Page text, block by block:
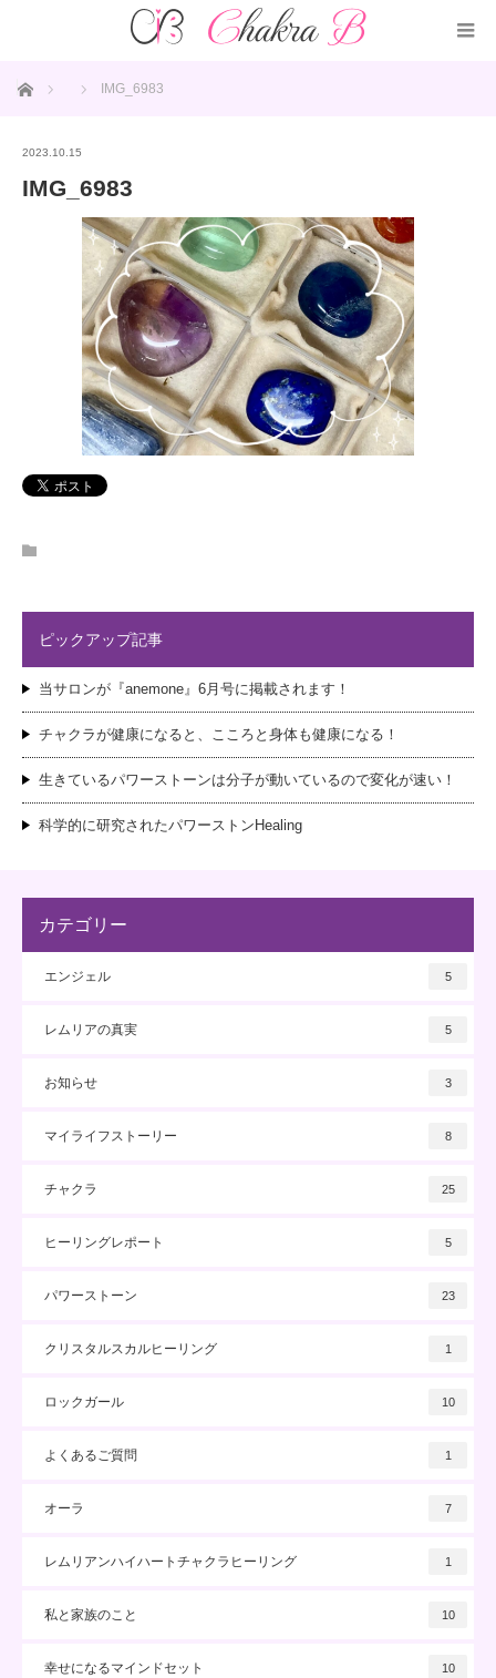
ホーム IMG_6983
2023.10.15
IMG_6983
ピックアップ記事
当サロンが『anemone』6月号に掲載されます！
チャクラが健康になると、こころと身体も健康になる！
生きているパワーストーンは分子が動いているので変化が速い！
科学的に研究されたパワーストンHealing
カテゴリー
エンジェル 5
レムリアの真実 5
お知らせ 3
マイライフストーリー 8
チャクラ 25
ヒーリングレポート 5
パワーストーン 23
クリスタルスカルヒーリング 1
ロックガール 10
よくあるご質問 1
オーラ 7
レムリアンハイハートチャクラヒーリング 1
私と家族のこと 10
幸せになるマインドセット 10